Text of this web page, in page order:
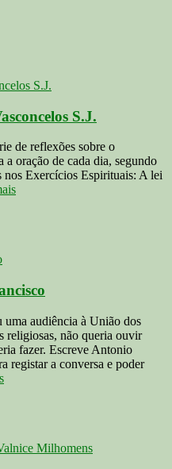
S.J.
de reflexões sobre o
oração de cada dia, segundo
nos Exercícios Espirituais: A lei
uma audiência à União dos
religiosas, não queria ouvir
fazer. Escreve Antonio
registar a conversa e poder